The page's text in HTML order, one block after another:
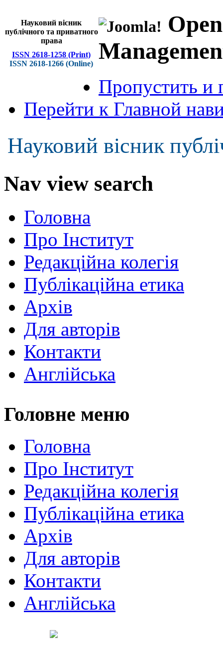
Науковий вісник
публічного та приватного
права
ISSN 2618-1258 (Print)
ISSN 2618-1266 (Online)
Пропустить и
Перейти к Главной
Науковий вісник
Nav view search
Головна
Про Інститут
Редакційна колегія
Публікаційна етика
Архів
Для авторів
Контакти
Англійська
Головне меню
Головна
Про Інститут
Редакційна колегія
Публікаційна етика
Архів
Для авторів
Контакти
Англійська